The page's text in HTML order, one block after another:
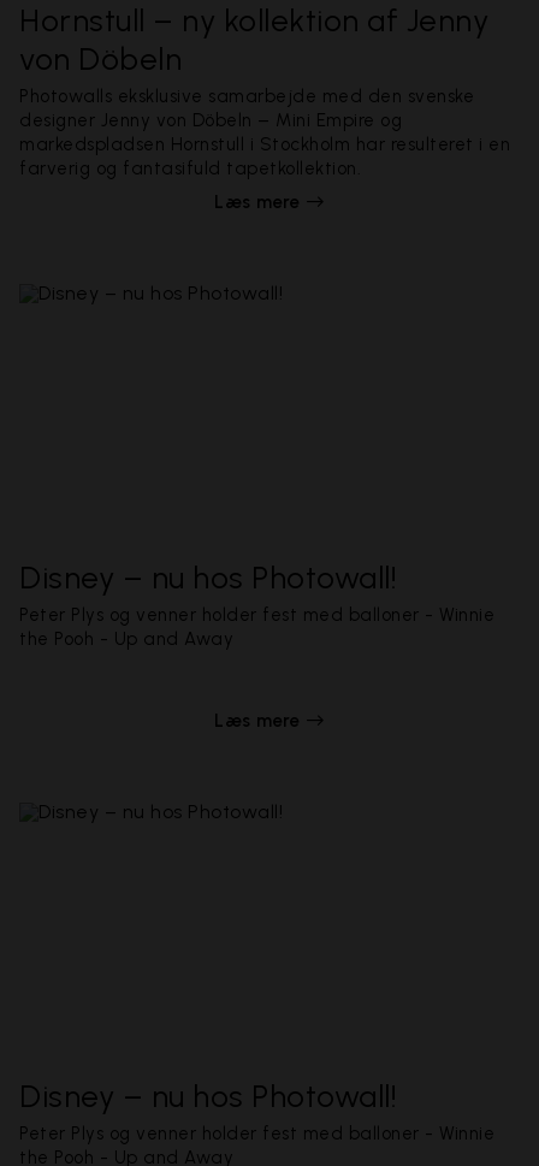
Hornstull – ny kollektion af Jenny
von Döbeln
Photowalls eksklusive samarbejde med den svenske
designer Jenny von Döbeln – Mini Empire og
markedspladsen Hornstull i Stockholm har resulteret i en
farverig og fantasifuld tapetkollektion.
Læs mere
Disney – nu hos Photowall!
Peter Plys og venner holder fest med balloner - Winnie
the Pooh - Up and Away
Læs mere
Disney – nu hos Photowall!
Peter Plys og venner holder fest med balloner - Winnie
the Pooh - Up and Away